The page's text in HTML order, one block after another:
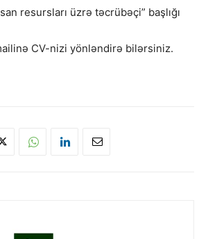
resursları üzrə təcrübəçi” başlığı
CV-nizi yönləndirə bilərsiniz.